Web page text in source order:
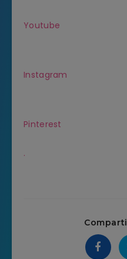
Youtube
Instagram
Pinterest
.